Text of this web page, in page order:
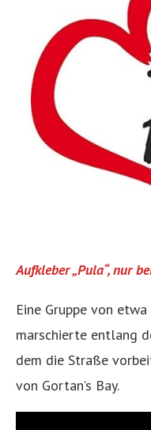
Aufkleber „Pula“, nur
Eine Gruppe von
marschierte entlang
dem die Straße
von Gortan’s Bay.